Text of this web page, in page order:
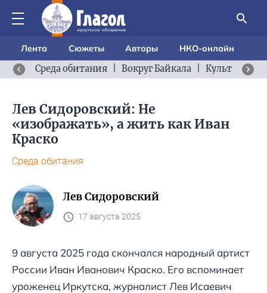
Лента Сюжеты Авторы
НКО-онлайн
Среда обитания
Вокруг Байкала Культурный
Лев Сидоровский: Не
«изображать», а жить как Иван
Краско
Среда обитания
Лев Сидоровский
17 августа 2025
9 августа 2025 года скончался народный артист
России Иван Иванович Краско. Его вспоминает
уроженец Иркутска, журналист Лев Исаевич